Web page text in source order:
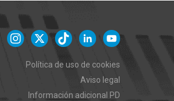
Política de uso de cookies
Aviso legal
Información adicional PD